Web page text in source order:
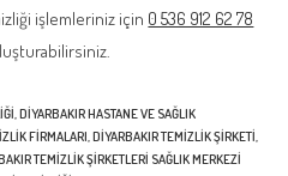
işlemleriniz için 0 536 912 62 78
,DIYARBAKIR HASTANE VE SAĞLIK
FIRMALARI,DIYARBAKIR TEMIZLIK ŞIRKETI,
TEMIZLIK ŞIRKETLERI SAĞLIK MERKEZI